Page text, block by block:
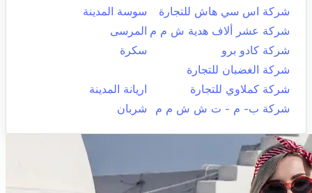
شركة اس سي هاش للتجارة
سوسة المدينة
شركة عشر ألاف هدية ش م م المرسى
شركة كادو برو
سكرة
شركة الغضبان للتجارة
شركة كملاوي للتجارة
اريانة المدينة
شركة ب- م - ت ش ش م م
شربان